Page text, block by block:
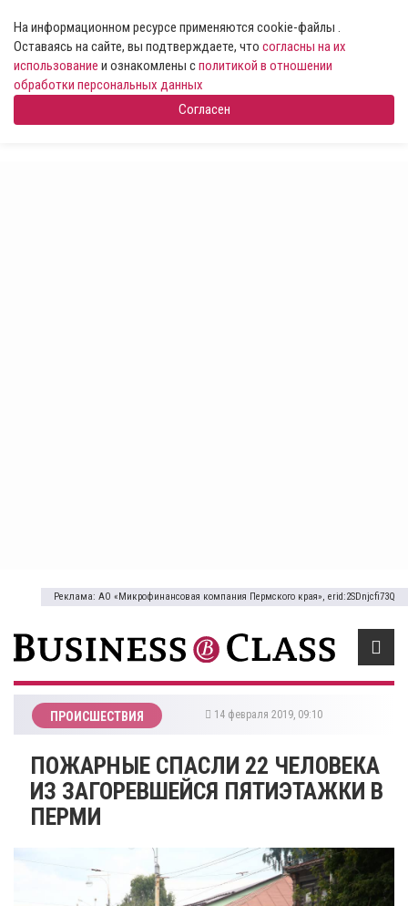
На информационном ресурсе применяются cookie-файлы .
Оставаясь на сайте, вы подтверждаете, что согласны на их
использование и ознакомлены сполитикой в отношении
обработки персональных данных
Согласен
Реклама: АО «Микрофинансовая компания Пермского края», erid:2SDnjcfi73Q
ПРОИСШЕСТВИЯ 14 февраля 2019, 09:10
ПОЖАРНЫЕ СПАСЛИ 22 ЧЕЛОВЕКА
ИЗ ЗАГОРЕВШЕЙСЯ ПЯТИЭТАЖКИ В
ПЕРМИ